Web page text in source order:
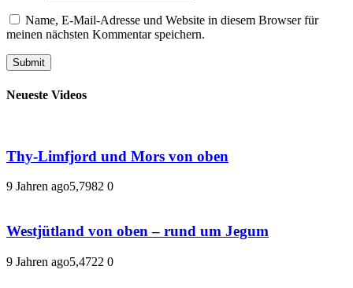
Name, E-Mail-Adresse und Website in diesem Browser für
meinen nächsten Kommentar speichern.
Neueste Videos
Thy-Limfjord und Mors von oben
9 Jahren ago5,7982 0
Westjütland von oben – rund um Jegum
9 Jahren ago5,4722 0